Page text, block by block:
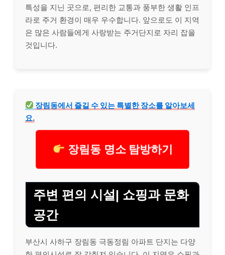
특성을 지닌 곳으로, 편리한 교통과 풍부한 생활 인프
라로 주거 환경이 매우 우수합니다. 앞으로도 이 지역
은 많은 사람들에게 사랑받는 주거단지로 자리 잡을
것입니다.
장림동에서 즐길 수 있는 특별한 장소를 알아보세
요.
장림동 명소 탐방하기
주변 편의 시설| 쇼핑과 문화
공간
부산시 사하구 장림동 극동정림 아파트 단지는 다양